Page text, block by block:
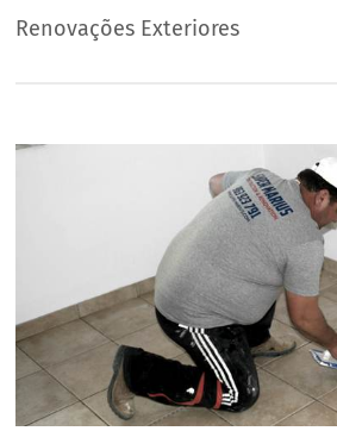
Renovações Exteriores